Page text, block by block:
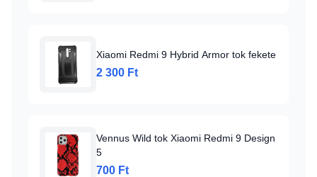
Xiaomi Redmi 9 Hybrid Armor tok fekete
2 300 Ft
Vennus Wild tok Xiaomi Redmi 9 Design
5
700 Ft